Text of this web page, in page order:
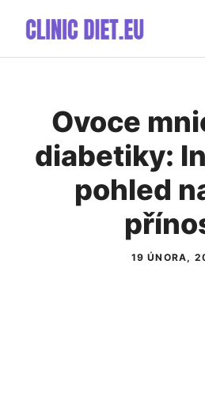
obsah
Ovoce
diabetiky:
pohled
19 ÚNORA,